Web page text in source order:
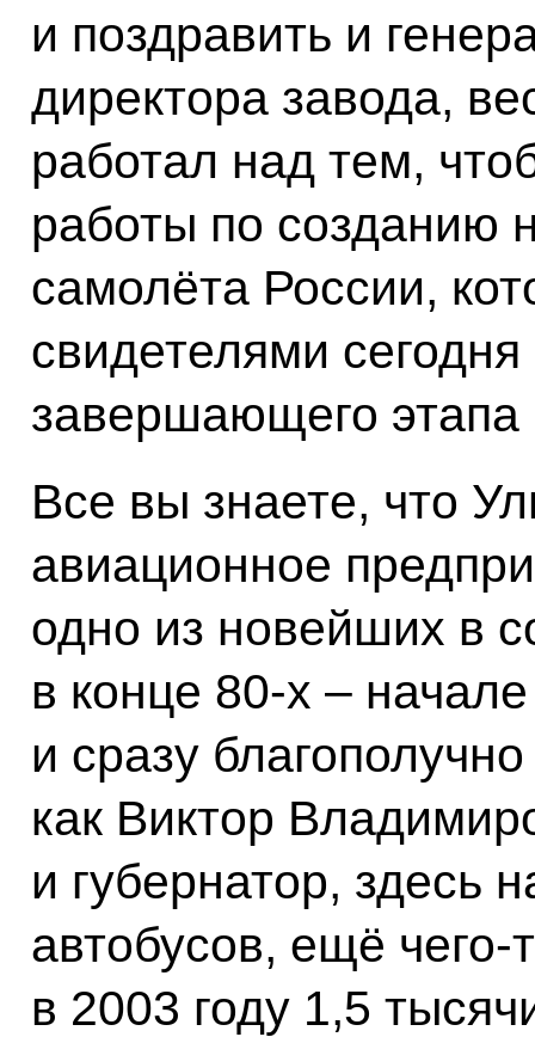
и поздравить и
директора завода,
работал над тем,
работы по созданию
самолёта России,
свидетелями
завершающего
Все вы знаете, что
авиационное
одно из новейших в
в конце 80-х –
и сразу
как Виктор
и губернатор, здесь
автобусов, ещё
в 2003 году 1,5